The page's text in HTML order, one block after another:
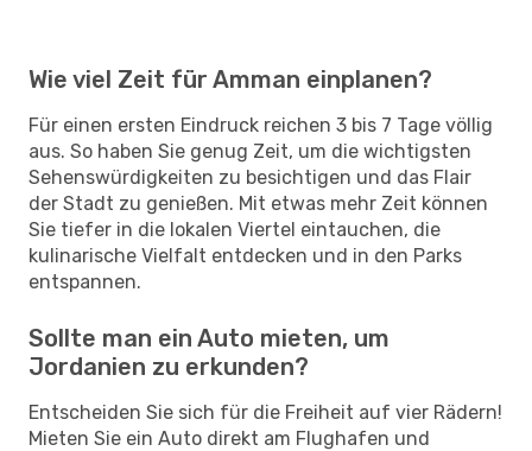
Wie viel Zeit für Amman einplanen?
Für einen ersten Eindruck reichen 3 bis 7 Tage völlig
aus. So haben Sie genug Zeit, um die wichtigsten
Sehenswürdigkeiten zu besichtigen und das Flair
der Stadt zu genießen. Mit etwas mehr Zeit können
Sie tiefer in die lokalen Viertel eintauchen, die
kulinarische Vielfalt entdecken und in den Parks
entspannen.
Sollte man ein Auto mieten, um
Jordanien zu erkunden?
Entscheiden Sie sich für die Freiheit auf vier Rädern!
Mieten Sie ein Auto direkt am Flughafen und